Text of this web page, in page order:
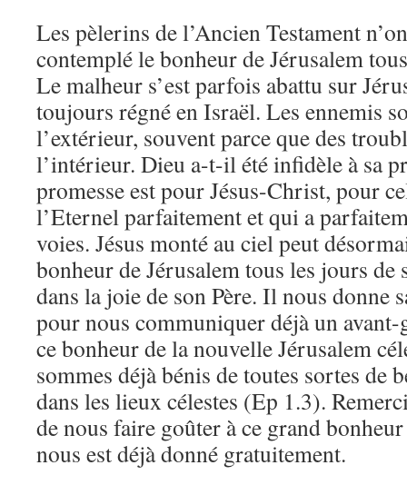
Les pèlerins de l’Ancien Testament
contemplé le bonheur de Jérusalem
Le malheur s’est parfois abattu sur
toujours régné en Israël. Les ennemis
l’extérieur, souvent parce que des
l’intérieur. Dieu a-t-il été infidèle à sa
promesse est pour Jésus-Christ, pour
l’Eternel parfaitement et qui a
voies. Jésus monté au ciel peut
bonheur de Jérusalem tous les jours de
dans la joie de son Père. Il nous donne
pour nous communiquer déjà un avant-
ce bonheur de la nouvelle Jérusalem
sommes déjà bénis de toutes sortes de
dans les lieux célestes (Ep 1.3).
de nous faire goûter à ce grand
nous est déjà donné gratuitement.